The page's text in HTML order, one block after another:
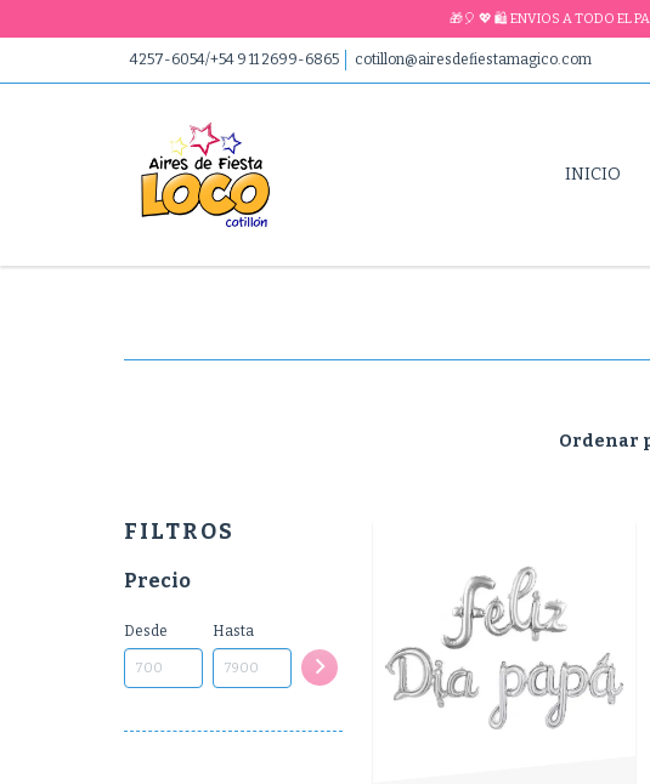
🎁🎈 💖 🛍 ENVIOS A TODO EL
4257-6054/+54 9 11 2699-6865 cotillon@airesdefiestamagico.com
INICIO
Ordenar
FILTROS
Precio
Desde Hasta